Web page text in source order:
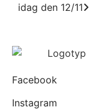
idag den 12/11
Facebook
Instagram